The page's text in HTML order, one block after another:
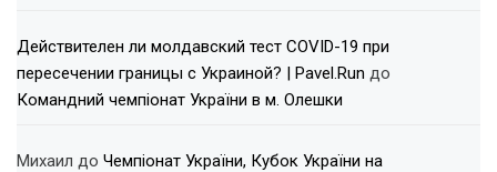
Действителен ли молдавский тест COVID-19 при
пересечении границы с Украиной? | Pavel.Run до
Командний чемпіонат України в м. Олешки
Михаил до Чемпіонат України, Кубок України на